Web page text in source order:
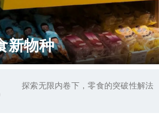
新物种
探索无限内卷下，零食的突破性解法